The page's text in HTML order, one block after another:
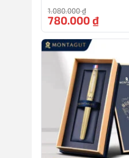
doanh nghiệp (tặng
ngòi thay thế)
1.080.000₫
780.000₫